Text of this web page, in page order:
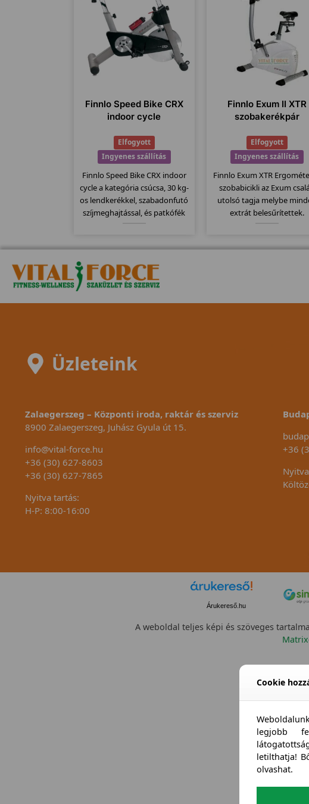
Finnlo Speed Bike CRX
indoor cycle
Elfogyott
Ingyenes szállítás
Finnlo Speed Bike CRX indoor
cycle a kategória csúcsa, 30 kg-
os lendkerékkel, szabadonfutó
szíjmeghajtással, és patkófék
kitartóknak, ekkora
lendkerékkel csúcsokat
dönthetünk meg!
Finnlo Exum II XTR
szobakerékpár
Elfogyott
Ingyenes szállítás
Finnlo Exum XTR
szobabicikli az Exum
utolsó tagja melybe
extrát belesűrítettek.
már jól megszokott
Üzleteink
Zalaegerszeg – Központi iroda, raktár és szerviz
8900 Zalaegerszeg, Juhász Gyula út 15.
info@vital-force.hu
+36 (30) 627-8603
+36 (30) 627-7865
Nyitva tartás:
H-P: 8:00-16:00
+36
Árukereső.hu
A weboldal teljes képi és szöveges
Cookie
legjobb
letilthatja!
olvashat.